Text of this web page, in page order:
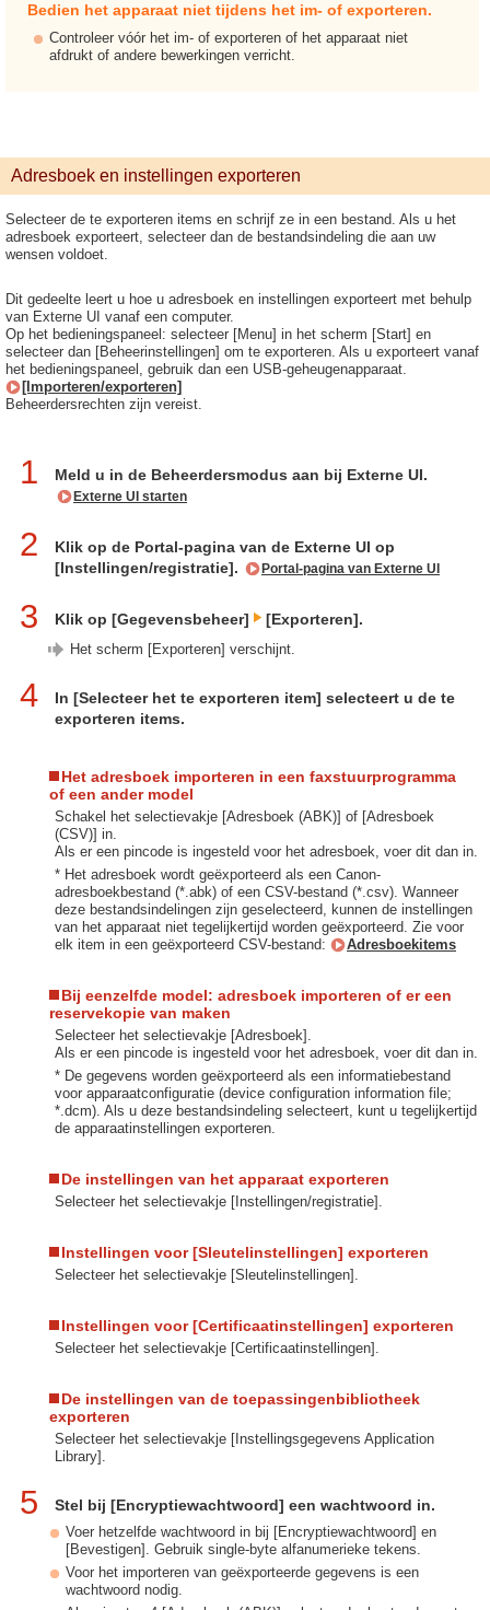
Bedien het apparaat niet tijdens het im- of exporteren.
Controleer vóór het im- of exporteren of het apparaat niet
afdrukt of andere bewerkingen verricht.
Adresboek en instellingen exporteren
Selecteer de te exporteren items en schrijf ze in een bestand. Als u het
adresboek exporteert, selecteer dan de bestandsindeling die aan uw
wensen voldoet.
Dit gedeelte leert u hoe u adresboek en instellingen exporteert met behulp
van Externe UI vanaf een computer.
Op het bedieningspaneel: selecteer [Menu] in het scherm [Start] en
selecteer dan [Beheerinstellingen] om te exporteren. Als u exporteert vanaf
het bedieningspaneel, gebruik dan een USB-geheugenapparaat.
[Importeren/exporteren]
Beheerdersrechten zijn vereist.
1 Meld u in de Beheerdersmodus aan bij Externe UI.
Externe UI starten
2
Klik op de Portal-pagina van de Externe UI op
[Instellingen/registratie].
Portal-pagina van Externe UI
3 Klik op [Gegevensbeheer] [Exporteren].
Het scherm [Exporteren] verschijnt.
4
In [Selecteer het te exporteren item] selecteert u de te
exporteren items.
Het adresboek importeren in een faxstuurprogramma
of een ander model
Schakel het selectievakje [Adresboek (ABK)] of [Adresboek
(CSV)] in.
Als er een pincode is ingesteld voor het adresboek, voer dit dan in.
* Het adresboek wordt geëxporteerd als een Canon-
adresboekbestand (*.abk) of een CSV-bestand (*.csv). Wanneer
deze bestandsindelingen zijn geselecteerd, kunnen de instellingen
van het apparaat niet tegelijkertijd worden geëxporteerd. Zie voor
elk item in een geëxporteerd CSV-bestand:
Adresboekitems
Bij eenzelfde model: adresboek importeren of er een
reservekopie van maken
Selecteer het selectievakje [Adresboek].
Als er een pincode is ingesteld voor het adresboek, voer dit dan in.
* De gegevens worden geëxporteerd als een informatiebestand
voor apparaatconfiguratie (device configuration information file;
*.dcm). Als u deze bestandsindeling selecteert, kunt u tegelijkertijd
de apparaatinstellingen exporteren.
De instellingen van het apparaat exporteren
Selecteer het selectievakje [Instellingen/registratie].
Instellingen voor [Sleutelinstellingen] exporteren
Selecteer het selectievakje [Sleutelinstellingen].
Instellingen voor [Certificaatinstellingen] exporteren
Selecteer het selectievakje [Certificaatinstellingen].
De instellingen van de toepassingenbibliotheek
exporteren
Selecteer het selectievakje [Instellingsgegevens Application
Library].
5 Stel bij [Encryptiewachtwoord] een wachtwoord in.
Voer hetzelfde wachtwoord in bij [Encryptiewachtwoord] en
[Bevestigen]. Gebruik single-byte alfanumerieke tekens.
Voor het importeren van geëxporteerde gegevens is een
wachtwoord nodig.